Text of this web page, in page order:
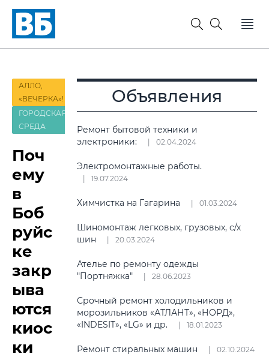
АЛЛО,
«ВЕЧЕРКА»!
ГОРОДСКАЯ
СРЕДА
Поч
ему
в
Боб
руйс
ке
закр
ыва
ются
киос
ки
Объявления
Ремонт бытовой техники и
электроники:
02.04.2024
Электромонтажные работы.
19.07.2024
Химчистка на Гагарина 01.03.2024
Шиномонтаж легковых, грузовых, с/х
шин
20.03.2024
Ателье по ремонту одежды
"Портняжка"
28.06.2023
Срочный ремонт холодильников и
морозильников «АТЛАНТ», «НОРД»,
«INDESIT», «LG» и др.
18.01.2023
Ремонт стиральных машин 02.10.2024